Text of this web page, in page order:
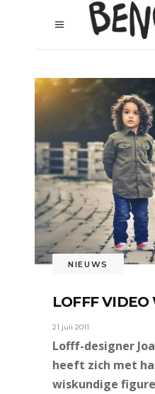
NIEUWS
LOFFF VIDEO
21 juli 2011
Lofff-designer
heeft zich met
wiskundige